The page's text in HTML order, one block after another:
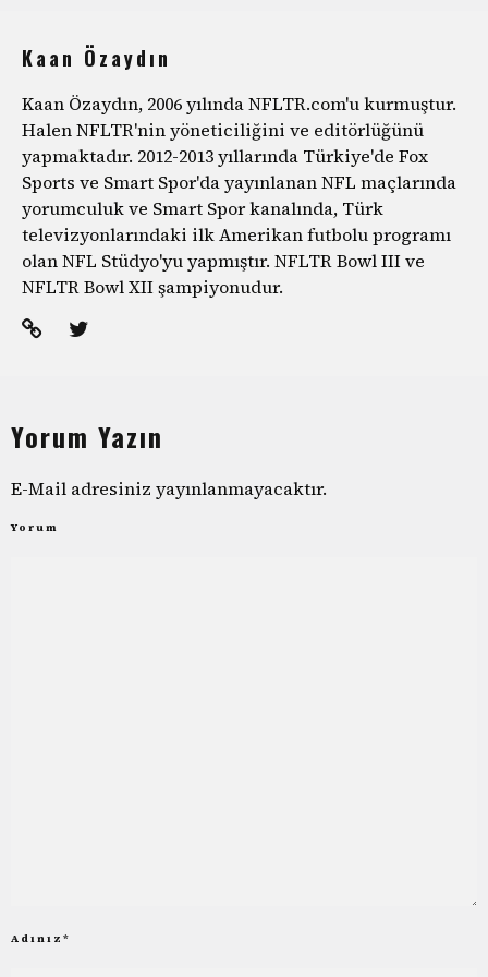
Kaan Özaydın
Kaan Özaydın, 2006 yılında NFLTR.com'u kurmuştur.
Halen NFLTR'nin yöneticiliğini ve editörlüğünü
yapmaktadır. 2012-2013 yıllarında Türkiye'de Fox
Sports ve Smart Spor'da yayınlanan NFL maçlarında
yorumculuk ve Smart Spor kanalında, Türk
televizyonlarındaki ilk Amerikan futbolu programı
olan NFL Stüdyo'yu yapmıştır. NFLTR Bowl III ve
NFLTR Bowl XII şampiyonudur.
Yorum Yazın
E-Mail adresiniz yayınlanmayacaktır.
Yorum
Adınız *